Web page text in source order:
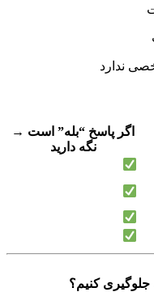
ندارد
اگر پاسخ “بله” است →
نگه دارید
کنیم؟